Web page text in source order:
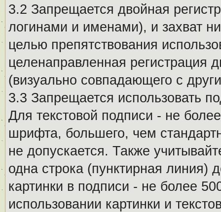
3.2 Запрещается двойная
логинами и именами), и захват
целью препятствования
целенаправленная регистрация
(визуально совпадающего с
3.3 Запрещается использовать
Для текстовой подписи - не
шрифта, большего, чем
не допускается. Также
одна строка (пунктирная линия)
картинки в подписи - не более
использовании картинки и